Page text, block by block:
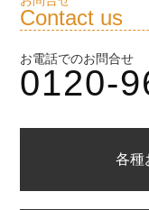
Contact us
お電話でのお問合せ
0120-
各種